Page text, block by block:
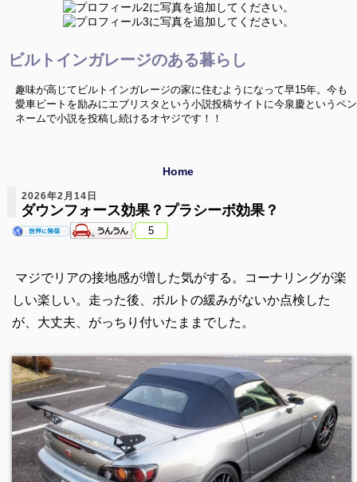
ビルトインガレージのある暮らし
趣味が高じてビルトインガレージの家に住むようになって早15年。今も
愛車ビートを励みにエブリスタという小説投稿サイトに今泉慶というペン
ネームで小説を投稿し続けるオヤジです！！
Home
2026年2月14日
ダウンフォース効果？プラシーボ効果？
5
マジでリアの接地感が増した気がする。コーナリングが楽
しい楽しい。走った後、ボルトの緩みがないか点検した
が、大丈夫、がっちり付いたままでした。